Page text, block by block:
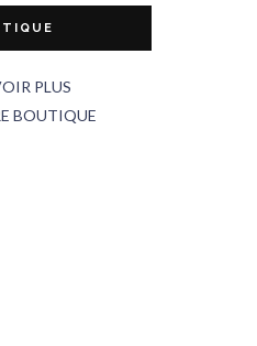
PLUS
BOUTIQUE